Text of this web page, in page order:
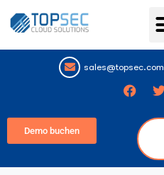
sales@topsec.com
Demo buchen